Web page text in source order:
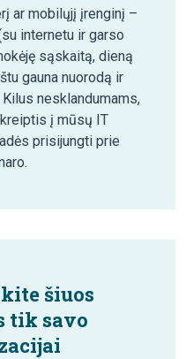
ar mobilųjį įrenginį –
internetu ir garso
sąskaitą, dieną
gauna nuorodą ir
nesklandumams,
į mūsų IT
prisijungti prie
šiuos
tik savo